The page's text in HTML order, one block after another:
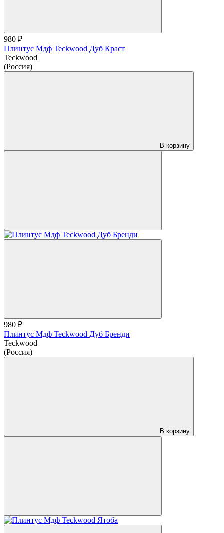
980 ₽
Плинтус Мдф Teckwood Дуб Краст
Teckwood
(Россия)
В корзину
980 ₽
Плинтус Мдф Teckwood Дуб Бренди
Teckwood
(Россия)
В корзину